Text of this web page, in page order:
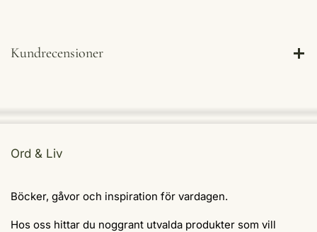
Kundrecensioner
Ord & Liv
Böcker, gåvor och inspiration för vardagen.
Hos oss hittar du noggrant utvalda produkter som vill